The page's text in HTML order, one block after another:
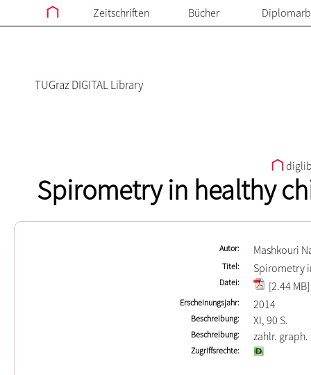
Zeitschriften Bücher
TUGraz DIGITAL Library
Spirometry in healthy
Autor Mashkouri
Titel Spirometry
Datei [2.44 MB]
Erscheinungsjahr 2014
Beschreibung XI, 90 S.
Beschreibung zahlr. graph.
Zugriffsrechte